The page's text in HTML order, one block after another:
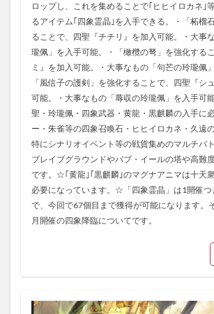
ロップし、これを集めることで｢ヒヒイロカネ｣
るアイテム｢四象霊晶｣を入手できる。・「柘榴
ることで、四聖『チチリ』を加入可能。・大事
瓏佩」を入手可能。・「橄欖の弩」を強化する
ミ』を加入可能。・大事なもの「句芒の玲瓏佩
「風信子の護剣」を強化することで、四聖『シ
可能。・大事なもの「蓐収の玲瓏佩」を入手可
聖・玲瓏佩・四象武器・黄龍・黒麒麟の入手に
ー・朱雀等の四象召喚石・ヒヒイロカネ・久遠
特にシナリオイベント等の戦貨集めのマルチバ
ブレイブグラウンドやバブ・イールの塔や高難
です。☆｢黄龍｣｢黒麒麟｣のマグナアニマは十天
必要になっています。☆「四象霊晶」は1開催
で、今回で67個目まで獲得が可能になります。
月開催の四象降臨についてです。